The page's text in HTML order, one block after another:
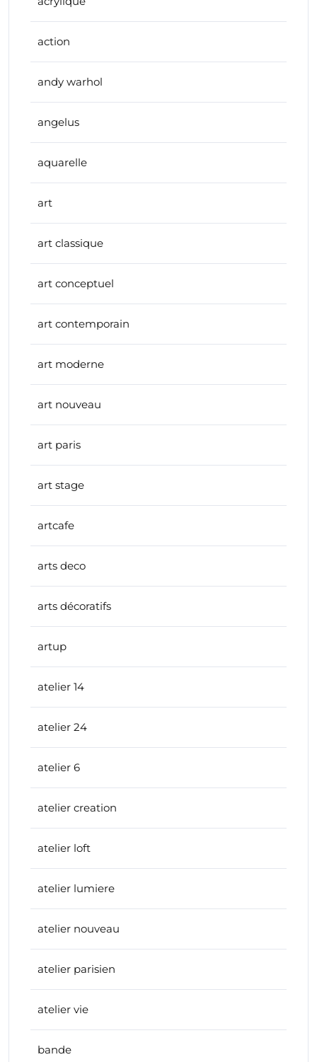
action
andy warhol
angelus
aquarelle
art
art classique
art conceptuel
art contemporain
art moderne
art nouveau
art paris
art stage
artcafe
arts deco
arts décoratifs
artup
atelier 14
atelier 24
atelier 6
atelier creation
atelier loft
atelier lumiere
atelier nouveau
atelier parisien
atelier vie
bande